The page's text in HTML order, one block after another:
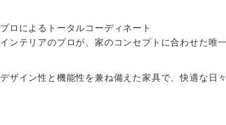
プロによるトータルコーディネート
インテリアのプロが、家のコンセプトに合わせた唯
デザイン性と機能性を兼ね備えた家具で、快適な日